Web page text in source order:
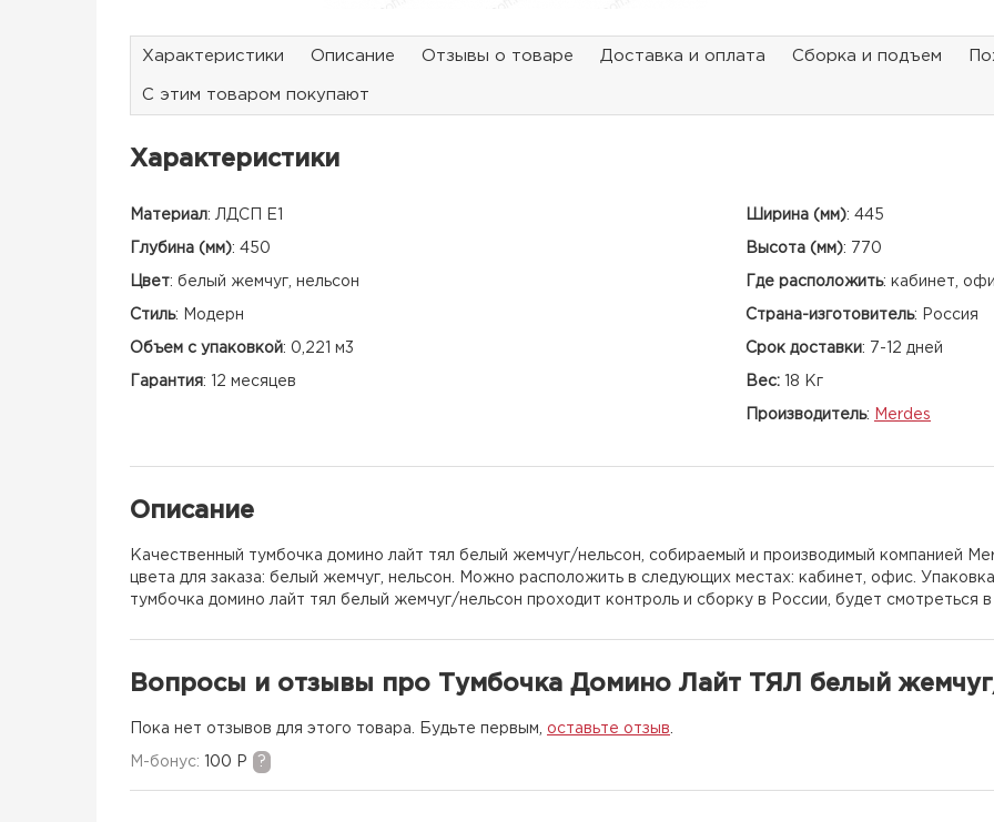
Характеристики Описание Отзывы о товаре Доставка и оплата Сборка и подъем
С этим товаром покупают
Характеристики
Материал: ЛДСП Е1 Ширина (мм): 445
Глубина (мм): 450 Высота (мм): 770
Цвет: белый жемчуг, нельсон Где расположить: кабинет,
Стиль: Модерн Страна-изготовитель: Россия
Объем с упаковкой: 0,221 м3 Срок доставки: 7-12 дней
Гарантия: 12 месяцев Вес: 18 Кг
Производитель: Merdes
Описание
Качественный тумбочка домино лайт тял белый жемчуг/нельсон, собираемый и производимый компанией
цвета для заказа: белый жемчуг, нельсон. Можно расположить в следующих местах: кабинет, офис.
тумбочка домино лайт тял белый жемчуг/нельсон проходит контроль и сборку в России, будет смотреться
Вопросы и отзывы про Тумбочка Домино Лайт ТЯЛ белый
Пока нет отзывов для этого товара. Будьте первым, оставьте отзыв
M-бонус: 100 Р ?